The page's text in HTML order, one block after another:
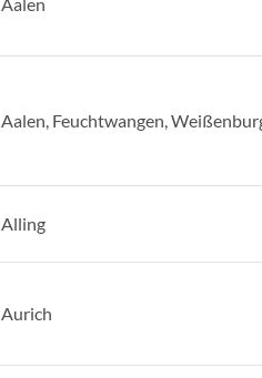
Aalen, Feuchtwangen,
Alling
Aurich